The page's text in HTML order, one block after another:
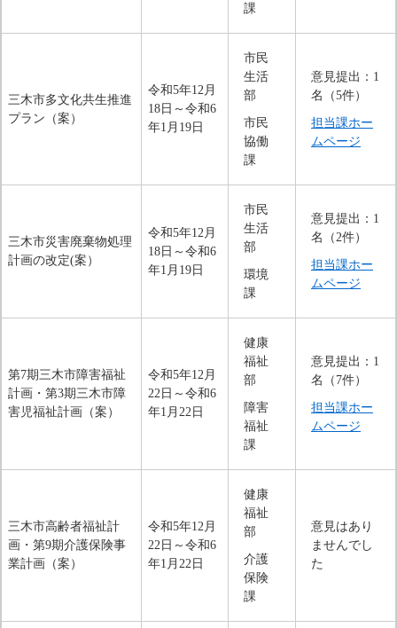
課
三木市多文化共生推進
プラン（案）
令和5年12月
18日～令和6
年1月19日
市民
生活
部
市民
協働
課
意見提出：1
名（5件）
担当課ホー
ムページ
三木市災害廃棄物処理
計画の改定(案）
令和5年12月
18日～令和6
年1月19日
市民
生活
部
環境
課
意見提出：1
名（2件）
担当課ホー
ムページ
第7期三木市障害福祉
計画・第3期三木市障
害児福祉計画（案）
令和5年12月
22日～令和6
年1月22日
健康
福祉
部
障害
福祉
課
意見提出：1
名（7件）
担当課ホー
ムページ
三木市高齢者福祉計
画・第9期介護保険事
業計画（案）
令和5年12月
22日～令和6
年1月22日
健康
福祉
部
介護
保険
課
意見はあり
ませんでし
た